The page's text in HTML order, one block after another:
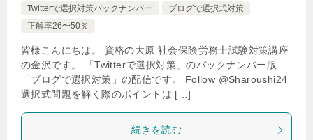
Twitterで選択対策バックナンバー
ブログで選択式対策
正解率26〜50％
皆様こんにちは。 資格の大原 社会保険労務士試験対策講座
の金沢です。 「Twitterで選択対策」のバックナンバー版
「ブログで選択対策」の配信です。 Follow @Sharoushi24
選択式問題を解く際のポイントは […]
続きを読む